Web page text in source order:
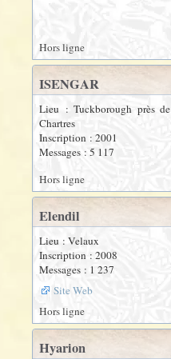
Hors ligne
ISENGAR
Lieu : Tuckborough près de
Chartres
Inscription : 2001
Messages : 5 117
Hors ligne
Elendil
Lieu : Velaux
Inscription : 2008
Messages : 1 237
Site Web
Hors ligne
Hyarion